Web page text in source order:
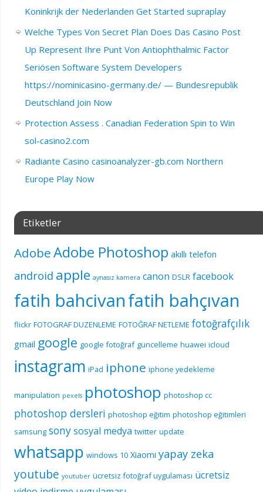
Koninkrijk der Nederlanden Get Started supraplay
Welche Types Von Secret Plan Does Das Casino Post
Up Represent Ihre Punt Von Antiophthalmic Factor
Seriösen Software System Developers
https://nominicasino-germany.de/ — Bundesrepublik
Deutschland Join Now
Protection Assess . Canadian Federation Spin to Win
sol-casino2.com
Radiante Casino casinoanalyzer-gb.com Northern
Europe Play Now
Etiketler
AdobeAdobe Photoshop akıllı telefon
android apple aynasız kamera canon DSLR facebook
fatih bahcivanfatih bahçıvan
flickr FOTOGRAF DUZENLEME FOTOĞRAF NETLEME fotoğrafçılık
gmail google google fotoğraf güncelleme huawei icloud
instagram iPad iphone iphone yedekleme
manipulation pexels photoshop photoshop cc
photoshop dersleri photoshop eğitim photoshop eğitimleri
samsung sony sosyal medya twitter update
whatsapp windows 10 Xiaomi yapay zeka
youtube youtuber ücretsiz fotoğraf uygulaması ücretsiz